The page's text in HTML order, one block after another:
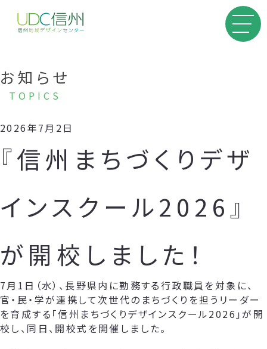
お知らせ
TOPICS
2026年7月2日
『信州まちづくりデザ
インスクール2026』
が開校しました！
7月1日（水）、長野県内に勤務する行政職員を対象に、
官・民・学が連携して次世代のまちづくりを担うリーダー
を育成する「信州まちづくりデザインスクール2026」が開
校し、同日、開校式を開催しました。